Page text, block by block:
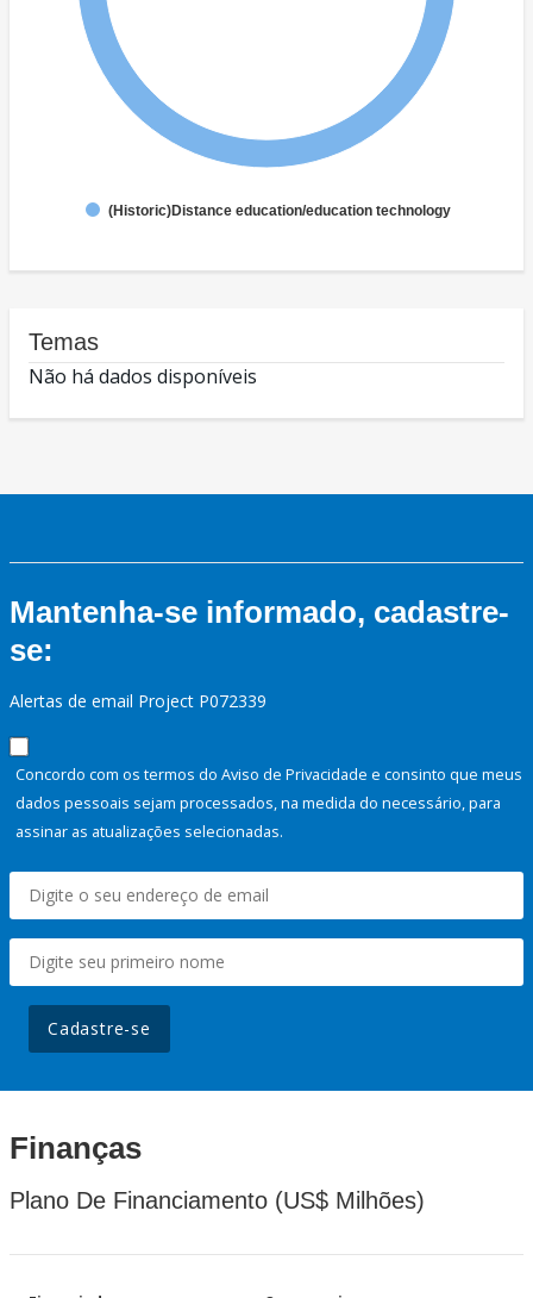
(Historic)Distance education/education technology
Temas
Não há dados disponíveis
Mantenha-se informado, cadastre-
se:
Alertas de email Project P072339
Concordo com os termos do Aviso de Privacidade e consinto que meus
dados pessoais sejam processados, na medida do necessário, para
assinar as atualizações selecionadas.
Cadastre-se
Finanças
Plano De Financiamento (US$ Milhões)